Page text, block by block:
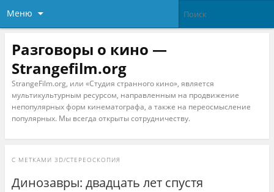
Меню
Разговоры о кино —
Strangefilm.org
StrangeFilm.org, или «Студия странного кино», является
мультикультурным ресурсом, направленным на продвижение
непопулярных форм кинематографа, а также на переосмысление
популярных. Мы всегда открыты сотрудничеству.
С МЕТКАМИ 3D/СТЕРЕОСКОПИЯ
Динозавры: двадцать лет спустя